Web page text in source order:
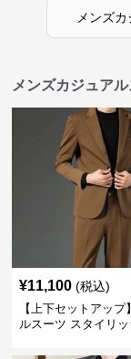
メンズ
メンズカジュア
¥11,100 (税込)
【上下セットアップ
ルスーツ スタイリ